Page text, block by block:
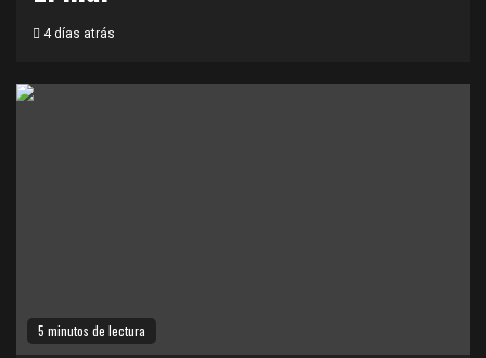
4 días atrás
5 minutos de lectura